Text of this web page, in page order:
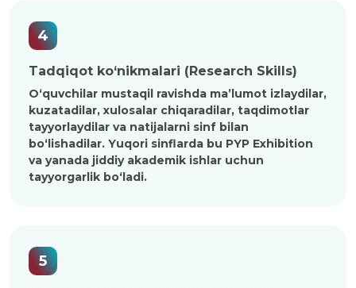
4
Tadqiqot ko‘nikmalari (Research Skills)
O‘quvchilar mustaqil ravishda ma’lumot izlaydilar,
kuzatadilar, xulosalar chiqaradilar, taqdimotlar
tayyorlaydilar va natijalarni sinf bilan
bo‘lishadilar. Yuqori sinflarda bu PYP Exhibition
va yanada jiddiy akademik ishlar uchun
tayyorgarlik bo‘ladi.
5